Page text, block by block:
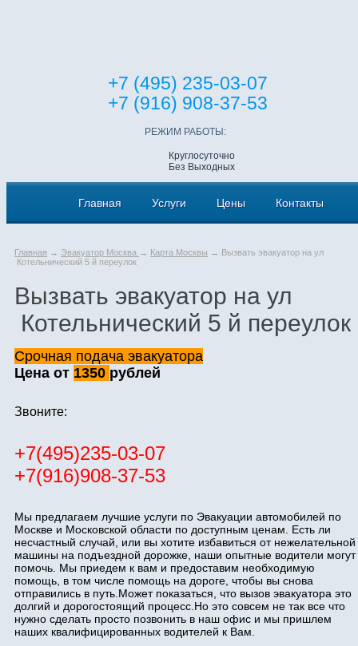
+7 (495) 235-03-07
+7 (916) 908-37-53
РЕЖИМ РАБОТЫ:
Круглосуточно
Без Выходных
Главная Услуги Цены Контакты
Главная → Эвакуатор Москва → Карта Москвы → Вызвать эвакуатор на ул
Котельнический 5 й переулок
Вызвать эвакуатор на ул
Котельнический 5 й переулок
Срочная подача эвакуатора
Цена от 1350 рублей
Звоните:
+7(495)235-03-07
+7(916)908-37-53
Мы предлагаем лучшие услуги по Эвакуации автомобилей по
Москве и Московской области по доступным ценам. Есть ли
несчастный случай, или вы хотите избавиться от нежелательной
машины на подъездной дорожке, наши опытные водители могут
помочь. Мы приедем к вам и предоставим необходимую
помощь, в том числе помощь на дороге, чтобы вы снова
отправились в путь.Может показаться, что вызов эвакуатора это
долгий и дорогостоящий процесс.Но это совсем не так все что
нужно сделать просто позвонить в наш офис и мы пришлем
наших квалифицированных водителей к Вам.